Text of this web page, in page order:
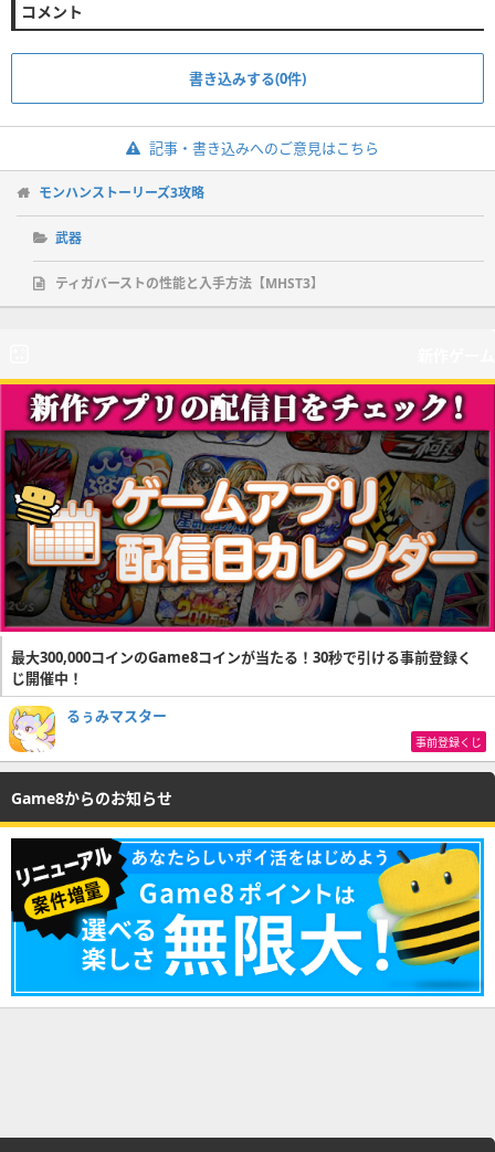
コメント
書き込みする(0件)
記事・書き込みへのご意見はこちら
モンハンストーリーズ3攻略
武器
ティガバーストの性能と入手方法【MHST3】
最大300,000コインのGame8コインが当たる！30秒で引ける事前登録く
じ開催中！
るぅみマスター
事前登録くじ
Game8からのお知らせ